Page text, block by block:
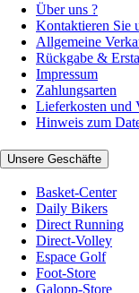
Über uns ?
Kontaktieren Sie
Allgemeine
Rückgabe &
Impressum
Zahlungsarten
Lieferkosten und
Hinweis zum
Unsere Geschäfte
Basket-Center
Daily Bikers
Direct Running
Direct-Volley
Espace Golf
Foot-Store
Galopp-Store